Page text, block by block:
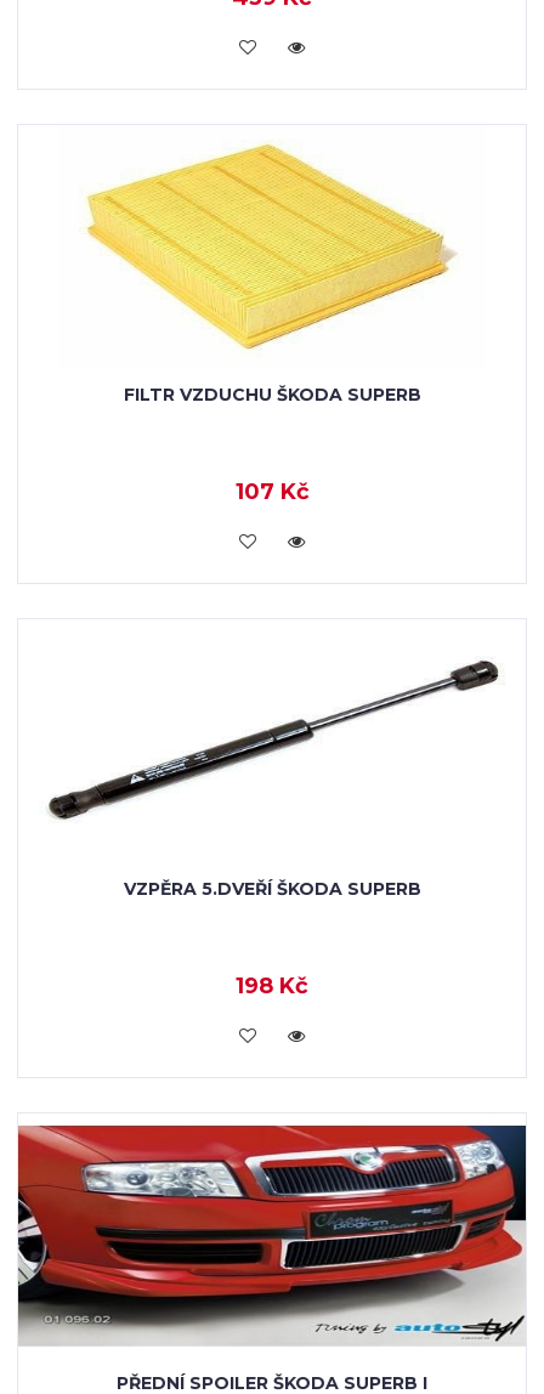
KOUPIT
FILTR VZDUCHU ŠKODA SUPERB
107 Kč
KOUPIT
VZPĚRA 5.DVEŘÍ ŠKODA SUPERB
198 Kč
KOUPIT
PŘEDNÍ SPOILER ŠKODA SUPERB I